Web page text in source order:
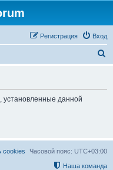
Вход
Регистрация
установленные данной
Часовой пояс: UTC+03:00
cookies
Наша команда